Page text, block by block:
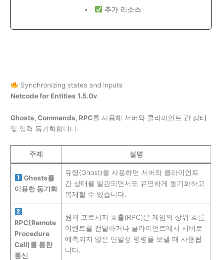
추가 리소스
Synchronizing states and inputs
Netcode for Entities 1.5.0v
Ghosts, Commands, RPC를 사용해 서버와 클라이언트 간 상태
및 입력 동기화합니다.
주제 설명
Ghosts를
이용한 동기화
유령(Ghost)을 사용하면 서버와 클라이언트
간 상태를 일관되면서도 유연하게 동기화하고
복제할 수 있습니다.
RPC(Remote
Procedure
Call)를 통한
통신
원격 프로시저 호출(RPC)은 게임의 상위 흐름
이벤트를 전달하거나 클라이언트에서 서버로
예측되지 않은 단발성 명령을 보낼 때 사용됩
니다.